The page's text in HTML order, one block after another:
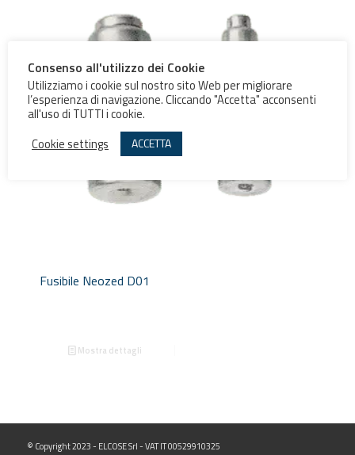
Fusibile Neozed D01
Mostra dettagli
© Copyright 2023 - ELCOSE Srl - VAT IT 00529910325
Consenso all'utilizzo dei Cookie
Utilizziamo i cookie sul nostro sito Web per migliorare
l’esperienza di navigazione. Cliccando "Accetta" acconsenti
all'uso di TUTTI i cookie.
Cookie settings
ACCETTA